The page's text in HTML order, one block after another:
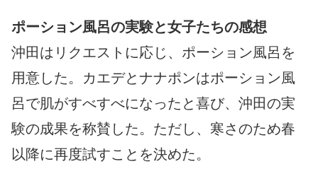
ポーション風呂の実験と女子たちの感想
沖田はリクエストに応じ、ポーション風呂を
用意した。カエデとナナポンはポーション風
呂で肌がすべすべになったと喜び、沖田の実
験の成果を称賛した。ただし、寒さのため春
以降に再度試すことを決めた。